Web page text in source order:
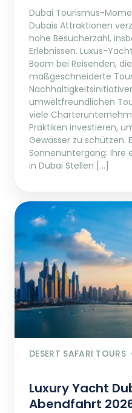
Dubai Tourismus-
Dubais Attraktionen
hohe Besucherzahl,
Erlebnissen. Luxus-
Boom bei Reisenden,
maßgeschneiderte
umweltfreundlichen
viele
Praktiken investieren,
Gewässer zu schützen.
Sonnenuntergang: Ihre
in Dubai Stellen […]
DESERT SAFARI TOURS
Luxury Yacht
Abendfahrt